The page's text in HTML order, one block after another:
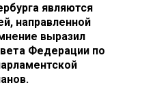
являются
направленной
выразил
Федерации по